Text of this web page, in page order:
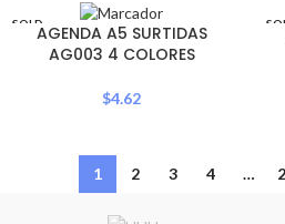
SOLD
OUTAGENDA A5 SURTIDAS
AG003 4 COLORES
$4.62
1 2 3 4 …